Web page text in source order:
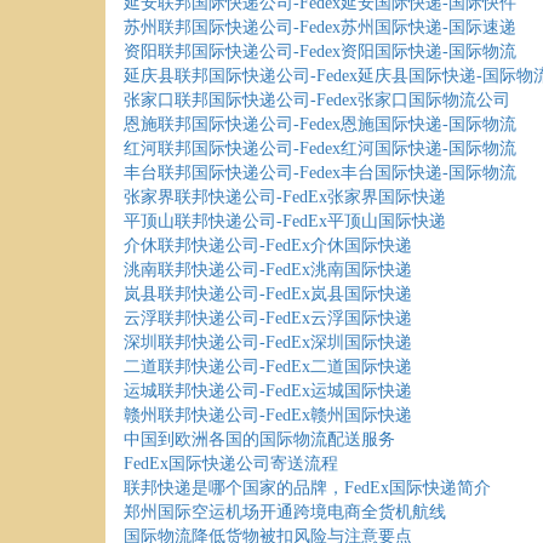
苏州联邦国际快递公司-Fedex苏州国际快递-国际速递
资阳联邦国际快递公司-Fedex资阳国际快递-国际物流
延庆县联邦国际快递公司-Fedex延庆县国际快递-国际物
张家口联邦国际快递公司-Fedex张家口国际物流公司
恩施联邦国际快递公司-Fedex恩施国际快递-国际物流
红河联邦国际快递公司-Fedex红河国际快递-国际物流
丰台联邦国际快递公司-Fedex丰台国际快递-国际物流
张家界联邦快递公司-FedEx张家界国际快递
平顶山联邦快递公司-FedEx平顶山国际快递
介休联邦快递公司-FedEx介休国际快递
洮南联邦快递公司-FedEx洮南国际快递
岚县联邦快递公司-FedEx岚县国际快递
云浮联邦快递公司-FedEx云浮国际快递
深圳联邦快递公司-FedEx深圳国际快递
二道联邦快递公司-FedEx二道国际快递
运城联邦快递公司-FedEx运城国际快递
赣州联邦快递公司-FedEx赣州国际快递
中国到欧洲各国的国际物流配送服务
FedEx国际快递公司寄送流程
联邦快递是哪个国家的品牌，FedEx国际快递简介
郑州国际空运机场开通跨境电商全货机航线
国际物流降低货物被扣风险与注意要点